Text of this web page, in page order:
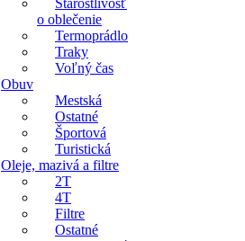
Starostlivosť
o oblečenie
Termoprádlo
Traky
Voľný čas
Obuv
Mestská
Ostatné
Športová
Turistická
Oleje, mazivá a filtre
2T
4T
Filtre
Ostatné